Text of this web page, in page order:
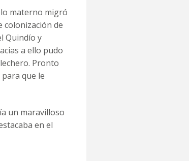
materno migró
colonización de
Quindío y
a ello pudo
Pronto
que le
un maravilloso
en el